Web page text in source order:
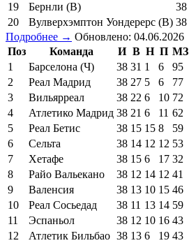
19
Бернли (В) 38
20
Вулверхэмптон Уондерерс (В) 38
Подробнее → Обновлено: 04.06.2026
Поз
Команда И В Н П МЗ
1
Барселона (Ч) 38 31 1 6 95
2
Реал Мадрид 38 27 5 6 77
3
Вильярреал 38 22 6 10 72
4
Атлетико Мадрид 38 21 6 11 62
5
Реал Бетис 38 15 15 8 59
6
Сельта 38 14 12 12 53
7
Хетафе 38 15 6 17 32
8
Райо Вальекано 38 12 14 12 41
9
Валенсия 38 13 10 15 46
10
Реал Сосьедад 38 11 13 14 59
11
Эспаньол 38 12 10 16 43
12
Атлетик Бильбао 38 13 6 19 43